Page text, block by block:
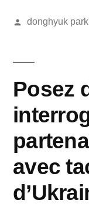
올
donghyuk park
Posez
avec